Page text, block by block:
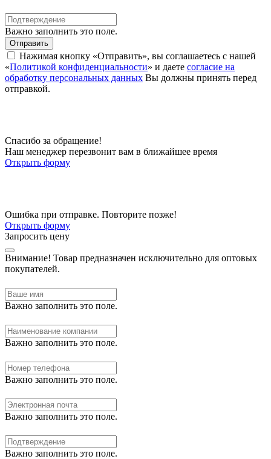
Важно заполнить это поле.
Отправить
Нажимая кнопку «Отправить», вы соглашаетесь с нашей
«Политикой конфиденциальности» и даете согласие на
обработку персональных данных Вы должны принять перед
отправкой.
Спасибо за обращение!
Наш менеджер перезвонит вам в ближайшее время
Открыть форму
Ошибка при отправке. Повторите позже!
Открыть форму
Запросить цену
Внимание! Товар предназначен исключительно для оптовых
покупателей.
Важно заполнить это поле.
Важно заполнить это поле.
Важно заполнить это поле.
Важно заполнить это поле.
Важно заполнить это поле.